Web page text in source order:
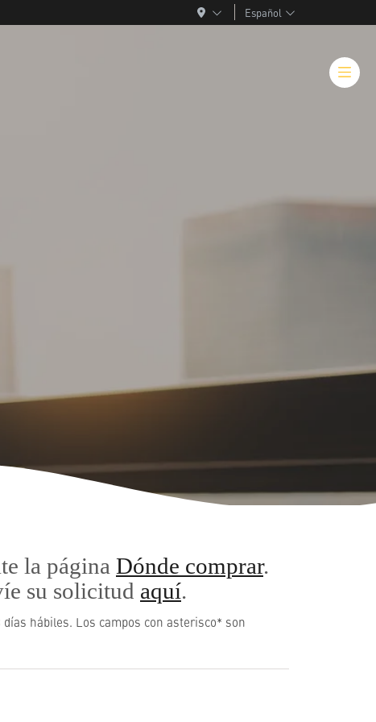
Español
la página Dónde comprar.
su solicitud aquí.
hábiles. Los campos con asterisco* son